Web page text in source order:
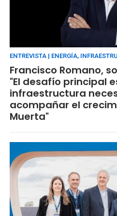
ENTREVISTA | ENERGÍA,
Francisco Romano,
"El desafío principal
infraestructura
acompañar el
Muerta"